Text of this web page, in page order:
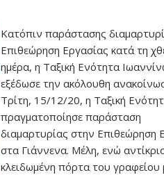
Κατόπιν παράστασης
Επιθεώρηση Εργασίας κατά τη
ημέρα, η Ταξική Ενότητα
εξέδωσε την ακόλουθη
Τρίτη, 15/12/20, η Ταξική
πραγματοποίησε παράσταση
διαμαρτυρίας στην Επιθεώρηση
στα Γιάννενα. Μέλη, ενώ
κλειδωμένη πόρτα του γραφείου